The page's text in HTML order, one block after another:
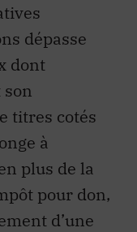
dépasse
dont
titres cotés
à
plus de la
pour don,
d’une